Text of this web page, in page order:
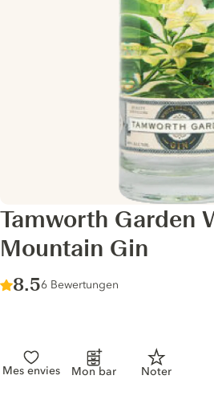
Tamworth Garden
Mountain Gin
Score :
8.5/ 10
6 Bewertungen
Mes envies Mon bar Noter